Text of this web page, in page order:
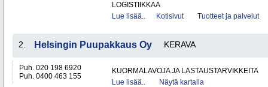
LOGISTIIKKAA
Lue lisää..
Kotisivut Tuotteet ja palvelut
2. Helsingin Puupakkaus Oy KERAVA
Puh. 020 198 6920
Puh. 0400 463 155
KUORMALAVOJA JA LASTAUSTARVIKKEITA
Lue lisää..
Näytä kartalla